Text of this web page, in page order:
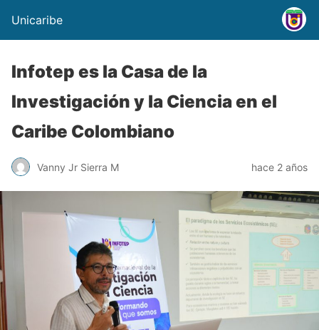
Unicaribe
Infotep es la Casa de la
Investigación y la Ciencia en el
Caribe Colombiano
Vanny Jr Sierra M hace 2 años